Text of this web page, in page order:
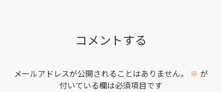
コメントする
メールアドレスが公開されることはありません。 ※ が
付いている欄は必須項目です